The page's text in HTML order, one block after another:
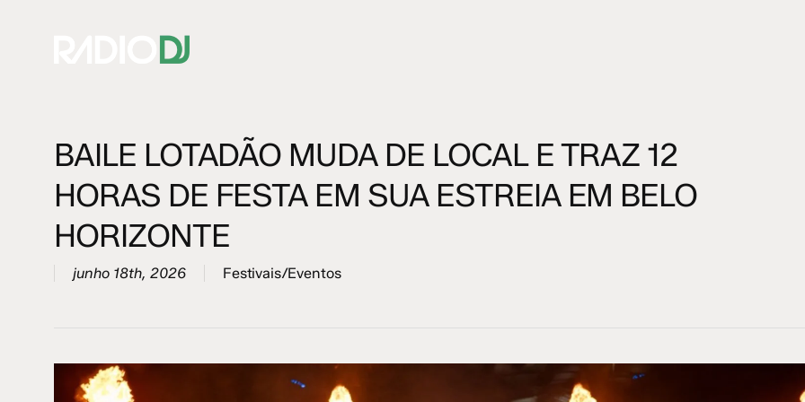
Hit enter to search or ESC to close
BAILE LOTADÃO MUDA DE LOCAL E TRAZ 12
HORAS DE FESTA EM SUA ESTREIA EM BELO
HORIZONTE
junho 18th, 2026 Festivais/Eventos